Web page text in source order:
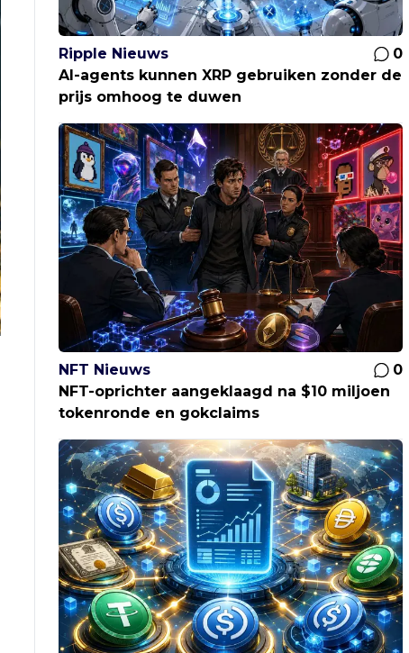
Ripple Nieuws
0
AI-agents kunnen XRP gebruiken zonder de
prijs omhoog te duwen
NFT Nieuws
0
NFT-oprichter aangeklaagd na $10 miljoen
tokenronde en gokclaims